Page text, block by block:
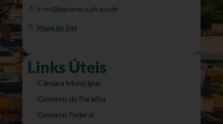
e-sic@lagoaseca.pb.gov.br
Mapa do Site
Links Úteis
Câmara Municipal
Governo da Paraíba
Governo Federal